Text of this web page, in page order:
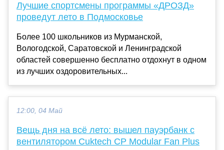
Лучшие спортсмены программы «ДРОЗД»
проведут лето в Подмосковье
Более 100 школьников из Мурманской,
Вологодской, Саратовской и Ленинградской
областей совершенно бесплатно отдохнут в одном
из лучших оздоровительных...
12:00, 04 Май
Вещь дня на всё лето: вышел пауэрбанк с
вентилятором Cuktech CP Modular Fan Plus